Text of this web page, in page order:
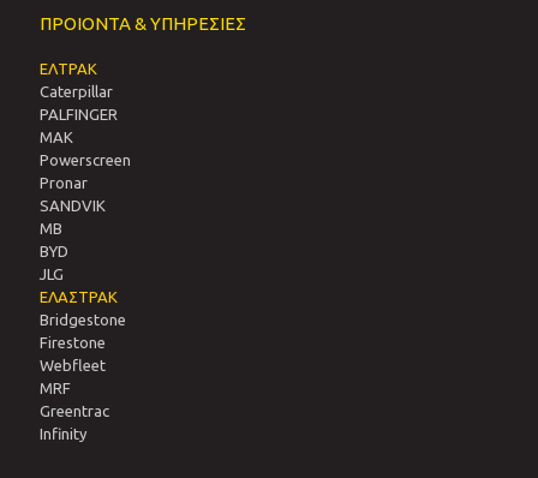
ΠΡΟΙΟΝΤΑ & ΥΠΗΡΕΣΙΕΣ
ΕΛΤΡΑΚ
Caterpillar
PALFINGER
MAK
Powerscreen
Pronar
SANDVIΚ
MB
BYD
JLG
ΕΛΑΣΤΡΑΚ
Bridgestone
Firestone
Webfleet
MRF
Greentrac
Infinity